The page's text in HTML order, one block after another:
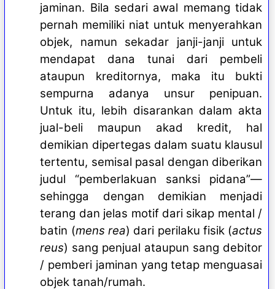
jaminan. Bila sedari awal memang tidak
pernah memiliki niat untuk menyerahkan
objek, namun sekadar janji-janji untuk
mendapat dana tunai dari pembeli
ataupun kreditornya, maka itu bukti
sempurna adanya unsur penipuan.
Untuk itu, lebih disarankan dalam akta
jual-beli maupun akad kredit, hal
demikian dipertegas dalam suatu klausul
tertentu, semisal pasal dengan diberikan
judul “pemberlakuan sanksi pidana”—
sehingga dengan demikian menjadi
terang dan jelas motif dari sikap mental /
batin (mens rea) dari perilaku fisik (actus
reus) sang penjual ataupun sang debitor
/ pemberi jaminan yang tetap menguasai
objek tanah/rumah.